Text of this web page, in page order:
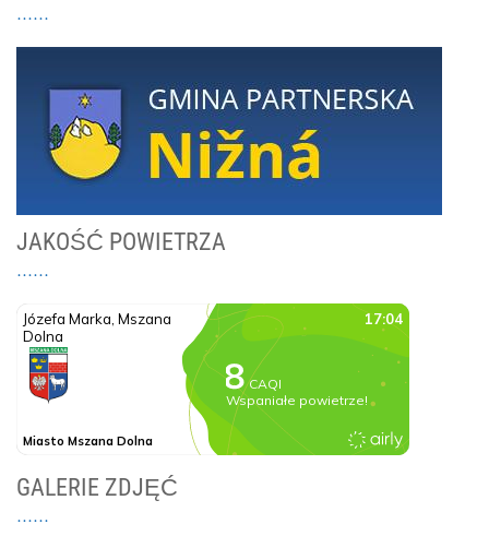
JAKOŚĆ POWIETRZA
GALERIE ZDJĘĆ